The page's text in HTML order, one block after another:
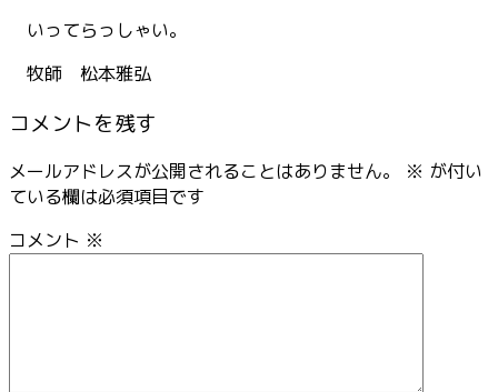
いってらっしゃい。
牧師 松本雅弘
コメントを残す
メールアドレスが公開されることはありません。 ※ が付い
ている欄は必須項目です
コメント ※